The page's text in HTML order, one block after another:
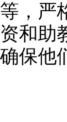
等，严
资和助
确保他